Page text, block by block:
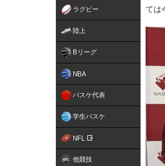
ラグビー
陸上
Bリーグ
NBA
バスケ代表
学生バスケ
NFL
他競技
ては